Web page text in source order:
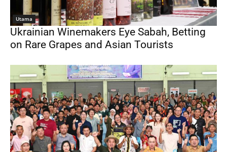
Utama
Ukrainian Winemakers Eye Sabah, Betting
on Rare Grapes and Asian Tourists